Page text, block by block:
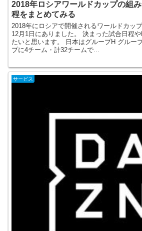
2018年ロシアワールドカップの組
程をまとめてみる
2018年にロシアで開催されるワールドカッ
12月1日にありました。 決まった試合日程
たいと思います。 日本はグループH グルー
プに4チーム・計32チームで...
サービス